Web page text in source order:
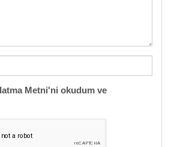
Metni'ni okudum ve